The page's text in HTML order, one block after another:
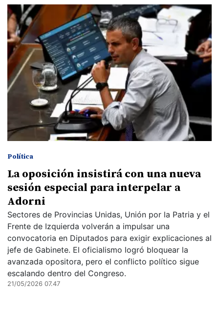
Política
La oposición insistirá con una nueva
sesión especial para interpelar a
Adorni
Sectores de Provincias Unidas, Unión por la Patria y el
Frente de Izquierda volverán a impulsar una
convocatoria en Diputados para exigir explicaciones al
jefe de Gabinete. El oficialismo logró bloquear la
avanzada opositora, pero el conflicto político sigue
escalando dentro del Congreso.
21/05/2026 07.47